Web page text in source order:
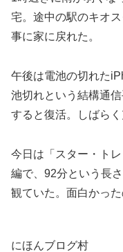
宅。途中の駅のキオ
事に家に戻れた。
午後は電池の切れた
池切れという結構通
すると復活。しばら
今日は「スター・ト
編で、92分という長
観ていた。面白かっ
にほんブログ村